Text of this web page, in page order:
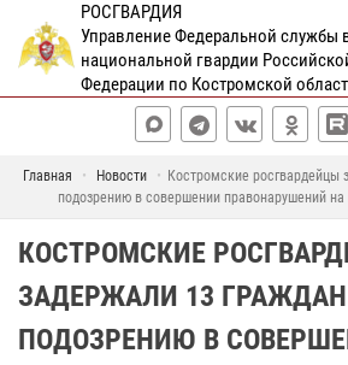
РОСГВАРДИЯ
Управление Федеральной службы
национальной гвардии
Федерации по Костромской
Главная Новости
Костромские росгвардейцы
подозрению в совершении правонарушений
КОСТРОМСКИЕ
ЗАДЕРЖАЛИ 13
ПОДОЗРЕНИЮ В